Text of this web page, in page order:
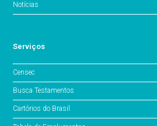
Notícias
Serviços
Censec
Busca Testamentos
Cartórios do Brasil